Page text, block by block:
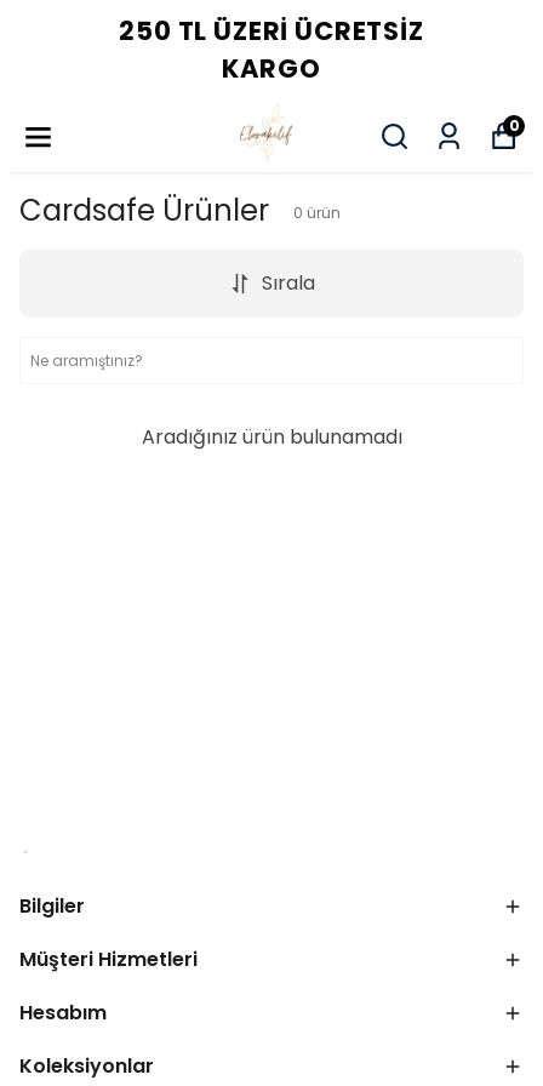
250 TL ÜZERI ÜCRETSIZ
KARGO
0
Cardsafe Ürünler 0 ürün
Sırala
Aradığınız ürün bulunamadı
Bilgiler
Müşteri Hizmetleri
Hesabım
Koleksiyonlar